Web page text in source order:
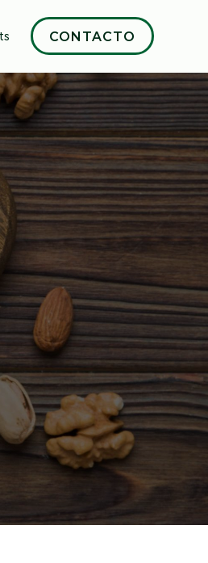
CONTACTO